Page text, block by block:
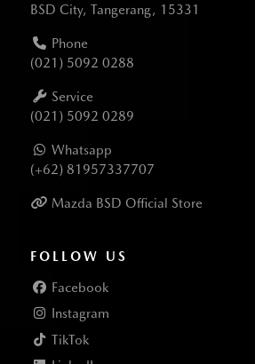
BSD City, Tangerang, 15331
Phone
(021) 5092 0288
Service
(021) 5092 0289
Whatsapp
(+62) 81957337707
Mazda BSD Official Store
FOLLOW US
Facebook
Instagram
TikTok